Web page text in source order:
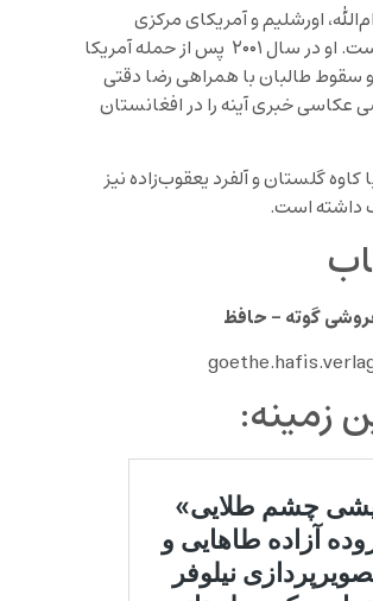
اورشلیم و آمریکای مرکزی
فعالیت کرده است. او در سال ۲۰۰۱ پس از حمله آمریکا
سقوط طالبان با همراهی رضا دقتی
خبری آینه را در افغانستان
کاوه گلستان و آلفرد یعقوب‌زاده نیز
داشته است.
گوته – حافظ
زمینه: